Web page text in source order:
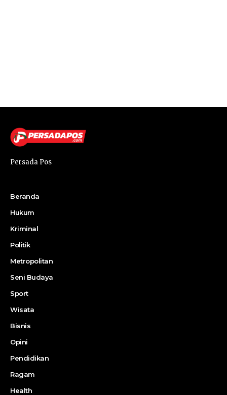
Persada Pos
Beranda
Hukum
Kriminal
Politik
Metropolitan
Seni Budaya
Sport
Wisata
Bisnis
Opini
Pendidikan
Ragam
Health